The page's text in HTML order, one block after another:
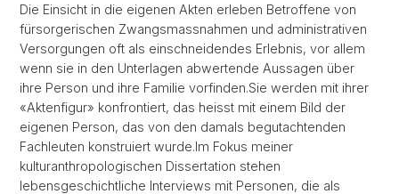
Die Einsicht in die eigenen Akten erleben Betroffene von
fürsorgerischen Zwangsmassnahmen und administrativen
Versorgungen oft als einschneidendes Erlebnis, vor allem
wenn sie in den Unterlagen abwertende Aussagen über
ihre Person und ihre Familie vorfinden.Sie werden mit ihrer
«Aktenfigur» konfrontiert, das heisst mit einem Bild der
eigenen Person, das von den damals begutachtenden
Fachleuten konstruiert wurde.Im Fokus meiner
kulturanthropologischen Dissertation stehen
lebensgeschichtliche Interviews mit Personen, die als